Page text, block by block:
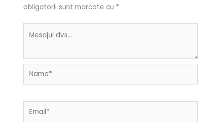
obligatorii sunt marcate cu *
Name*
Email*